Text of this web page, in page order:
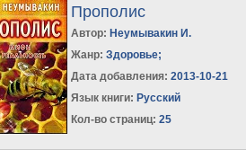
Прополис
Автор: Неумывакин И.
Жанр: Здоровье;
Дата добавления: 2013-10-21
Язык книги: Русский
Кол-во страниц: 25